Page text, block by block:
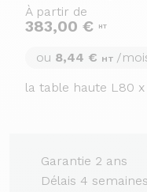
À partir de
383,00 € HT
ou 8,44 € HT /
la table haute L80 x
Garantie 2 ans
Délais 4 semaines